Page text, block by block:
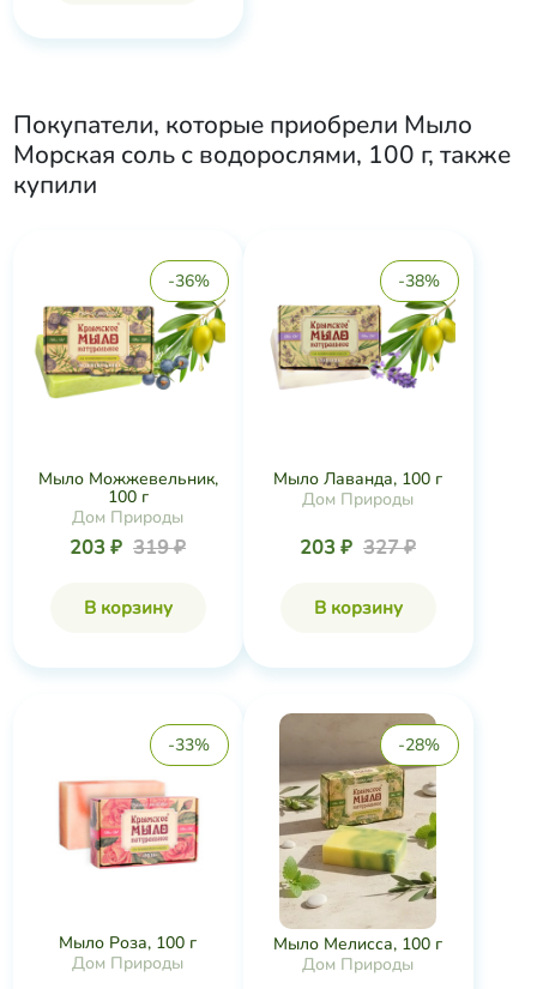
Покупатели, которые приобрели Мыло
Морская соль с водорослями, 100 г, также
купили
-36%
Мыло Можжевельник,
100 г
Дом Природы
203 ₽ 319 ₽
В корзину
-38%
Мыло Лаванда, 100 г
Дом Природы
203 ₽ 327 ₽
В корзину
-33%
Мыло Роза, 100 г
Дом Природы
-28%
Мыло Мелисса, 100 г
Дом Природы